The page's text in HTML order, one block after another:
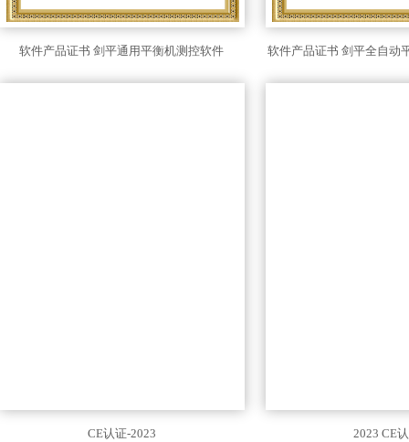
软件产品证书 剑平通用平衡机测控软件 软件产品证书 剑平全自动
CE认证-2023 2023 CE